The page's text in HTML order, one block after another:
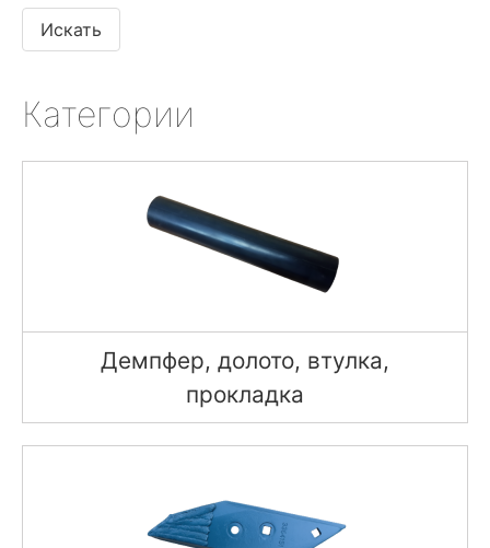
Категории
Демпфер, долото, втулка,
прокладка